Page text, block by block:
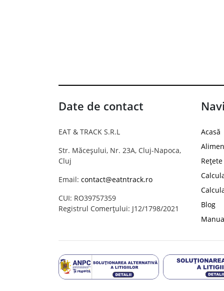
Date de contact
EAT & TRACK S.R.L
Str. Măceșului, Nr. 23A, Cluj-Napoca,
Cluj
Email: contact@eatntrack.ro
CUI: RO39757359
Registrul Comerțului: J12/1798/2021
Acasă
Rețete
Blog